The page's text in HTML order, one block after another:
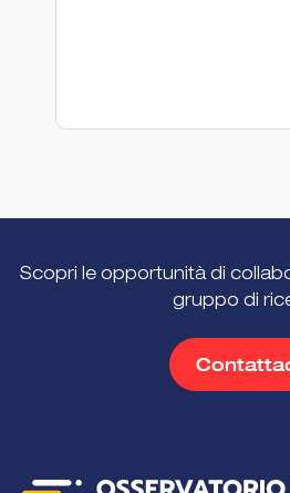
Scopri le opportunità di
gruppo di